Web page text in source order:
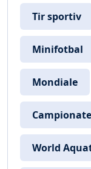
Tir sportiv
Minifotbal
Mondiale
World